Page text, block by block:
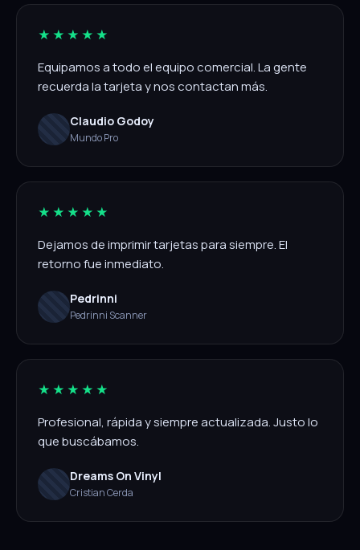
★★★★★
Equipamos a todo el equipo comercial. La gente
recuerda la tarjeta y nos contactan más.
Claudio Godoy
Mundo Pro
★★★★★
Dejamos de imprimir tarjetas para siempre. El
retorno fue inmediato.
Pedrinni
Pedrinni Scanner
★★★★★
Profesional, rápida y siempre actualizada. Justo lo
que buscábamos.
Dreams On Vinyl
Cristian Cerda